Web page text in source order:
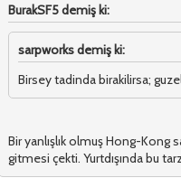
BurakSF5 demiş ki:
sarpworks demiş ki:
Birsey tadinda birakilirsa;
Bir yanlışlık olmuş Hong-Kong
gitmesi çekti. Yurtdışında bu